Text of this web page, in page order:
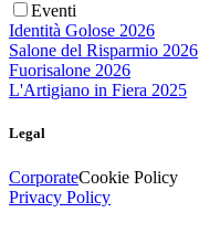
Eventi
Identità Golose 2026
Salone del Risparmio 2026
Fuorisalone 2026
L'Artigiano in Fiera 2025
Legal
CorporateCookie Policy
Privacy Policy